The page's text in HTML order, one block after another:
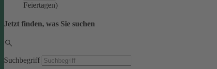
Feiertagen)
Jetzt finden, was Sie suchen
Suchbegriff